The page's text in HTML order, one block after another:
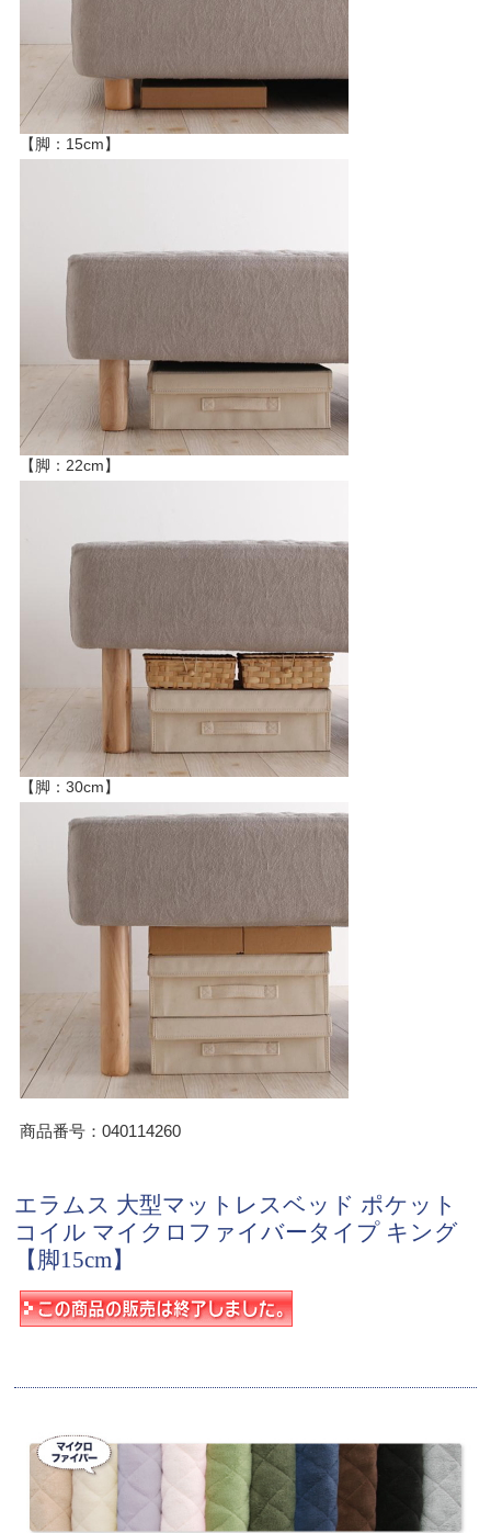
【脚：15cm】
【脚：22cm】
【脚：30cm】
商品番号：040114260
エラムス 大型マットレスベッド ポケット
コイル マイクロファイバータイプ キング
【脚15cm】